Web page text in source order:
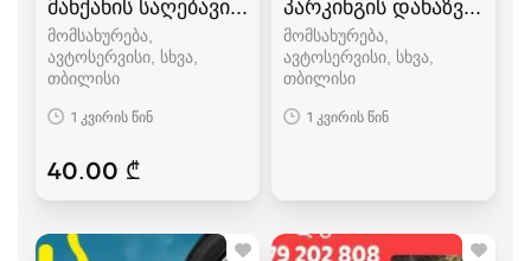
მანქანის საღებავის საზომის გაქირავება
მომსახურება,
ავტოსერვისი, სხვა
თბილისი
1 კვირის წინ
40.00 ₾
პარკინგის დახაზვა &
მომსახურება,
ავტოსერვისი, სხვა
თბილისი
1 კვირის წინ